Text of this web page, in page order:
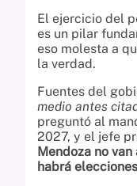
El ejercicio del
es un pilar
eso molesta a
la verdad.
Fuentes del
medio antes
preguntó al
2027, y el jefe
Mendoza no
habrá